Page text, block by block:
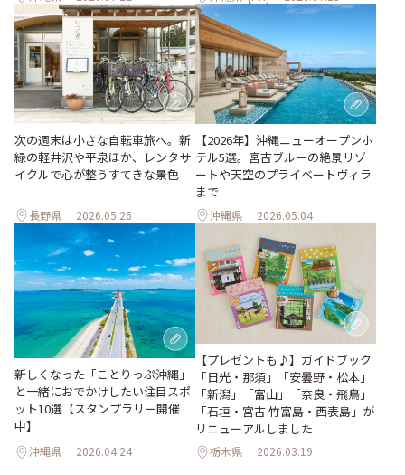
次の週末は小さな自転車旅へ。新
緑の軽井沢や平泉ほか、レンタサ
イクルで心が整うすてきな景色
長野県 2026.05.26
【2026年】沖縄ニューオープンホ
テル5選。宮古ブルーの絶景リゾ
ートや天空のプライベートヴィラ
まで
沖縄県 2026.05.04
新しくなった「ことりっぷ沖縄」
と一緒におでかけしたい注目スポ
ット10選【スタンプラリー開催
中】
沖縄県 2026.04.24
【プレゼントも♪】ガイドブック
「日光・那須」「安曇野・松本」
「新潟」「富山」「奈良・飛鳥」
「石垣・宮古 竹富島・西表島」が
リニューアルしました
栃木県 2026.03.19